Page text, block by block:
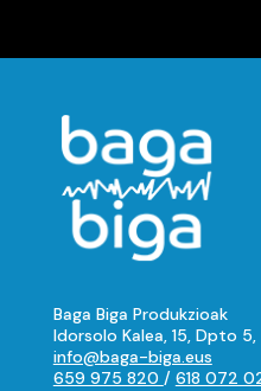
Baga Biga Produkzioak
Idorsolo Kalea, 15, Dpto 5,
info@baga-biga.eus
659 975 820 / 618 072